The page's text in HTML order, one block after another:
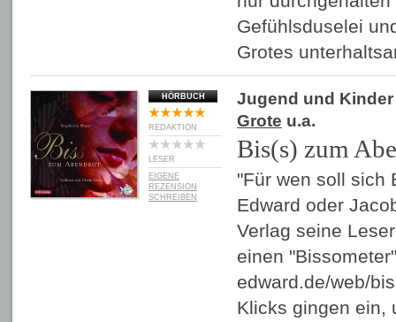
Gefühlsduselei
Grotes
HÖRBUCH
REDAKTION
LESER
EIGENE
REZENSION
SCHREIBEN
Jugend und Kinder
Grote u.a.
Bis(s) zum
"Für wen soll sich
Edward oder
Verlag seine
einen
edward.de/web/
Klicks gingen ein,